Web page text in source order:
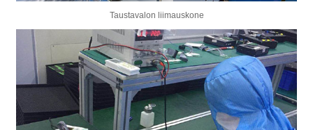
Taustavalon liimauskone